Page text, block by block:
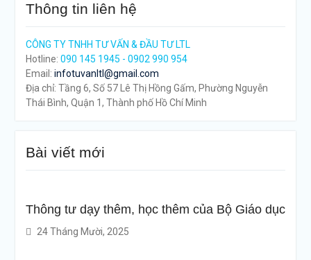
Thông tin liên hệ
CÔNG TY TNHH TƯ VẤN & ĐẦU TƯ LTL
Hotline: 090 145 1945 - 0902 990 954
Email: infotuvanltl@gmail.com
Địa chỉ: Tầng 6, Số 57 Lê Thị Hồng Gấm, Phường Nguyễn
Thái Bình, Quận 1, Thành phố Hồ Chí Minh
Bài viết mới
Thông tư dạy thêm, học thêm của Bộ Giáo dục
24 Tháng Mười, 2025